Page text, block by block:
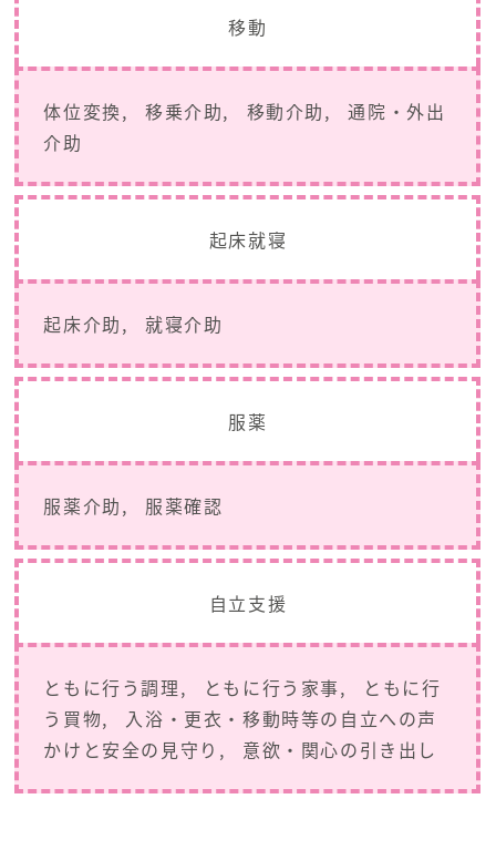
移動
体位変換 移乗介助 移動介助
通院・外出
介助
起床就寝
起床介助 就寝介助
服薬
服薬介助 服薬確認
自立支援
ともに行う調理 ともに行う家事
ともに行
う買物
入浴・更衣・移動時等の自立への声
かけと安全の見守り
意欲・関心の引き出し